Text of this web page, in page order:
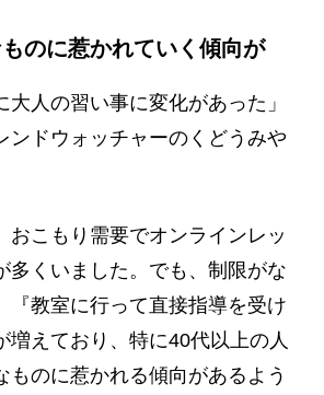
のに惹かれていく傾向が
大人の習い事に変化があった」
ンドウォッチャーのくどうみや
おこもり需要でオンラインレッ
多くいました。でも、制限がな
『教室に行って直接指導を受け
増えており、特に40代以上の人
ものに惹かれる傾向があるよう